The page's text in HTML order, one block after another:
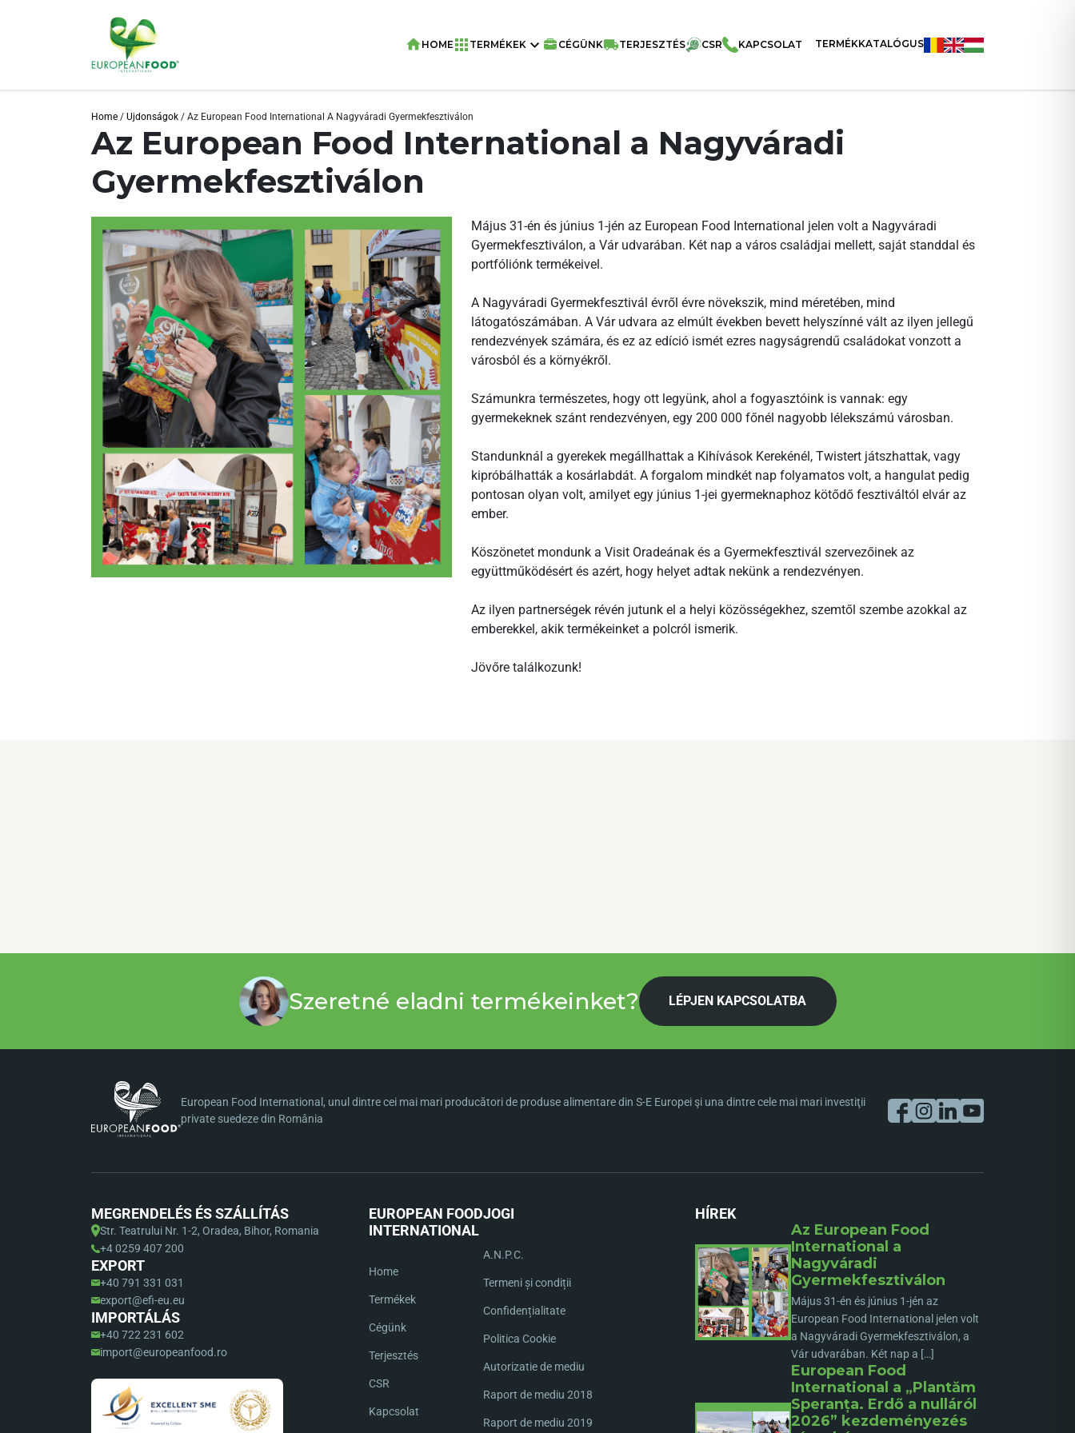
HOME TERMÉKEK CÉGÜNK TERJESZTÉS CSR KAPCSOLAT TERMÉKKATALÓGUS
Home / Ujdonságok / Az European Food International A Nagyváradi Gyermekfesztiválon
Az European Food International a Nagyváradi
Gyermekfesztiválon
Május 31-én és június 1-jén az European Food International jelen volt a Nagyváradi
Gyermekfesztiválon, a Vár udvarában. Két nap a város családjai mellett, saját standdal és
portfóliónk termékeivel.
A Nagyváradi Gyermekfesztivál évről évre növekszik, mind méretében, mind
látogatószámában. A Vár udvara az elmúlt években bevett helyszínné vált az ilyen jellegű
rendezvények számára, és ez az edíció ismét ezres nagyságrendű családokat vonzott a
városból és a környékről.
Számunkra természetes, hogy ott legyünk, ahol a fogyasztóink is vannak: egy
gyermekeknek szánt rendezvényen, egy 200 000 főnél nagyobb lélekszámú városban.
Standunknál a gyerekek megállhattak a Kihívások Kerekénél, Twistert játszhattak, vagy
kipróbálhatták a kosárlabdát. A forgalom mindkét nap folyamatos volt, a hangulat pedig
pontosan olyan volt, amilyet egy június 1-jei gyermeknaphoz kötődő fesztiváltól elvár az
ember.
Köszönetet mondunk a Visit Oradeának és a Gyermekfesztivál szervezőinek az
együttműködésért és azért, hogy helyet adtak nekünk a rendezvényen.
Az ilyen partnerségek révén jutunk el a helyi közösségekhez, szemtől szembe azokkal az
emberekkel, akik termékeinket a polcról ismerik.
Jövőre találkozunk!
Szeretné eladni termékeinket? LÉPJEN KAPCSOLATBA
European Food International, unul dintre cei mai mari producători de produse alimentare din S-E Europei şi una dintre cele mai mari investiţii
private suedeze din România
MEGRENDELÉS ÉS SZÁLLÍTÁS
Str. Teatrului Nr. 1-2, Oradea, Bihor, Romania
+4 0259 407 200
EXPORT
+40 791 331 031
export@efi-eu.eu
IMPORTÁLÁS
+40 722 231 602
import@europeanfood.ro
EUROPEAN FOOD
INTERNATIONAL
Home
Termékek
Cégünk
Terjesztés
CSR
Kapcsolat
JOGI
A.N.P.C.
Termeni și condiții
Confidențialitate
Politica Cookie
Autorizatie de mediu
Raport de mediu 2018
Raport de mediu 2019
HÍREK
Az European Food
International a
Nagyváradi
Gyermekfesztiválon
Május 31-én és június 1-jén az
European Food International jelen volt
a Nagyváradi Gyermekfesztiválon, a
Vár udvarában. Két nap a […]
European Food
International a „Plantăm
Speranța. Erdő a nulláról
2026” kezdeményezés